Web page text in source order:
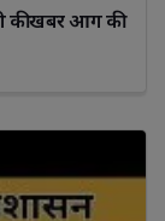
की खबर आग की